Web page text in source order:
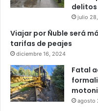
delitos
julio
Viajar por Ñuble será
tarifas de peajes
diciembre 16, 2024
Fatal
agosto